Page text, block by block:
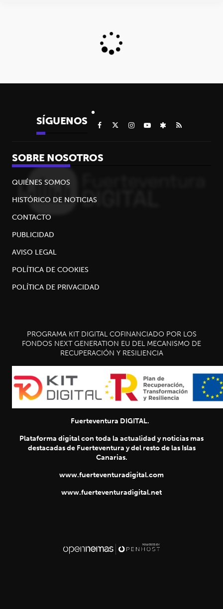
SÍGUENOS
SOBRE NOSOTROS
QUIÉNES SOMOS
HISTÓRICO DE NOTICIAS
CONTACTO
PUBLICIDAD
AVISO LEGAL
POLÍTICA DE COOKIES
POLÍTICA DE PRIVACIDAD
PROGRAMA KIT DIGITAL COFINANCIADO POR LOS
FONDOS NEXT GENERATION EU DEL MECANISMO DE
RECUPERACIÓN Y RESILIENCIA
Fuerteventura DIGITAL.
Plataforma digital con toda la actualidad y noticias mas
destacadas de Fuerteventura y del resto de las Islas
Canarias.
www.fuerteventuradigital.com
www.fuerteventuradigital.net